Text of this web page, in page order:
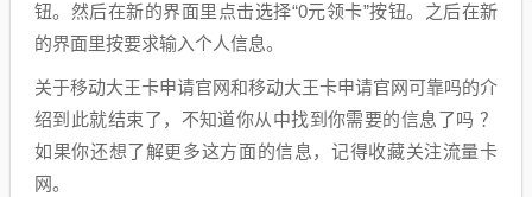
钮。然后在新的界面里点击选择“0元领卡”按钮。之后在新
的界面里按要求输入个人信息。
关于移动大王卡申请官网和移动大王卡申请官网可靠吗的介
绍到此就结束了，不知道你从中找到你需要的信息了吗 ？
如果你还想了解更多这方面的信息，记得收藏关注流量卡
网。